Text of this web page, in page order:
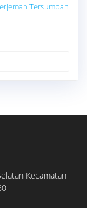
Tersumpah
Kecamatan